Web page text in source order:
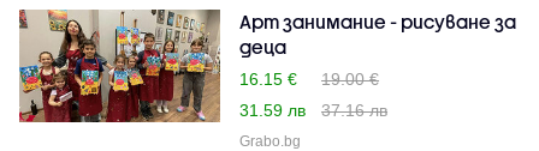
Арт занимание - рисуване за
деца
16.15 €
19.00 €
31.59 лв
37.16 лв
Grabo.bg